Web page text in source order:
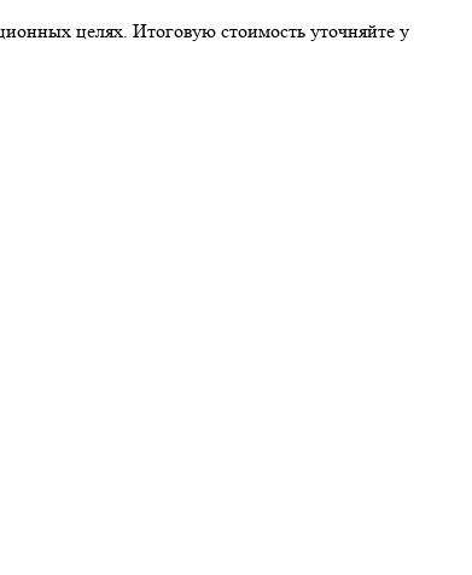
целях. Итоговую стоимость уточняйте у